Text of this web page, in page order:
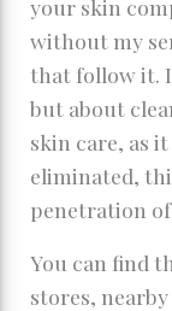
your skin
without my
that follow it.
but about
skin care, as
eliminated,
penetration
You can find
stores,